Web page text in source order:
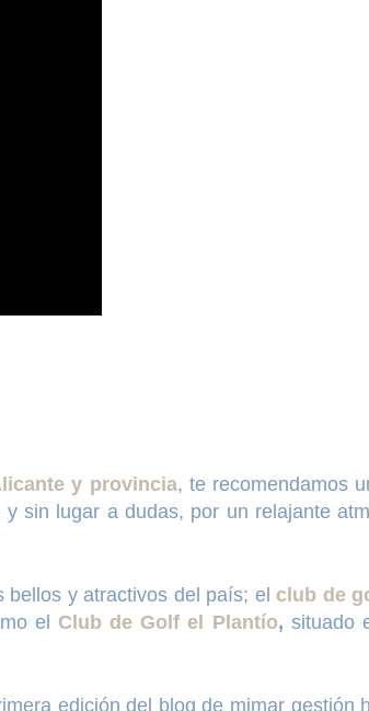
y provincia, te recomendamos
sin lugar a dudas, por un relajante
y atractivos del país; el club de
el Club de Golf el Plantío, situado
edición del blog de mimar gestión